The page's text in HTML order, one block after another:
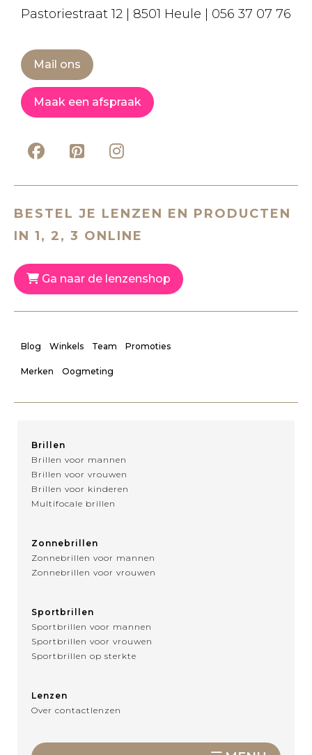
Pastoriestraat 12 | 8501 Heule | 056 37 07 76
Mail ons
Maak een afspraak
BESTEL JE LENZEN EN PRODUCTEN
IN 1, 2, 3 ONLINE
Ga naar de lenzenshop
Blog Winkels Team Promoties
Merken Oogmeting
Brillen
Brillen voor mannen
Brillen voor vrouwen
Brillen voor kinderen
Multifocale brillen
Zonnebrillen
Zonnebrillen voor mannen
Zonnebrillen voor vrouwen
Sportbrillen
Sportbrillen voor mannen
Sportbrillen voor vrouwen
Sportbrillen op sterkte
Lenzen
Over contactlenzen